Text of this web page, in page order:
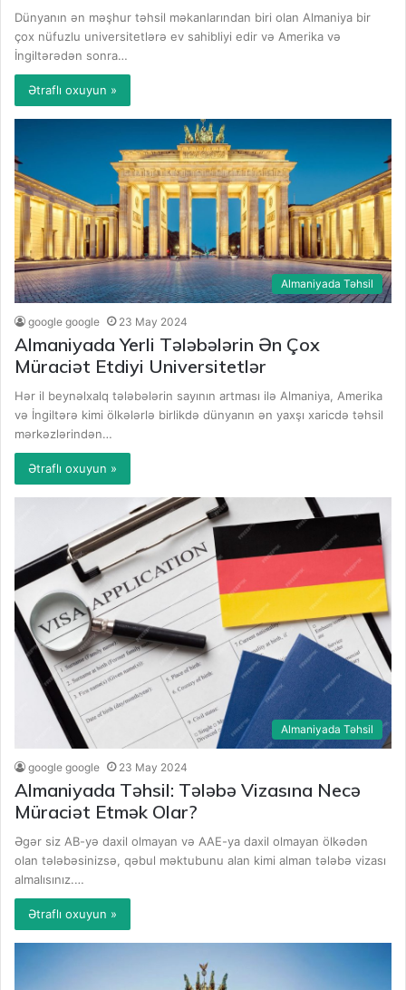
Dünyanın ən məşhur təhsil məkanlarından biri olan Almaniya bir
çox nüfuzlu universitetlərə ev sahibliyi edir və Amerika və
İngiltərədən sonra…
Ətraflı oxuyun »
Almaniyada Təhsil
google google 23 May 2024
Almaniyada Yerli Tələbələrin Ən Çox
Müraciət Etdiyi Universitetlər
Hər il beynəlxalq tələbələrin sayının artması ilə Almaniya, Amerika
və İngiltərə kimi ölkələrlə birlikdə dünyanın ən yaxşı xaricdə təhsil
mərkəzlərindən…
Ətraflı oxuyun »
Almaniyada Təhsil
google google 23 May 2024
Almaniyada Təhsil: Tələbə Vizasına Necə
Müraciət Etmək Olar?
Əgər siz AB-yə daxil olmayan və AAE-ya daxil olmayan ölkədən
olan tələbəsinizsə, qəbul məktubunu alan kimi alman tələbə vizası
almalısınız.…
Ətraflı oxuyun »